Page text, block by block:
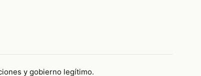
y gobierno legítimo.